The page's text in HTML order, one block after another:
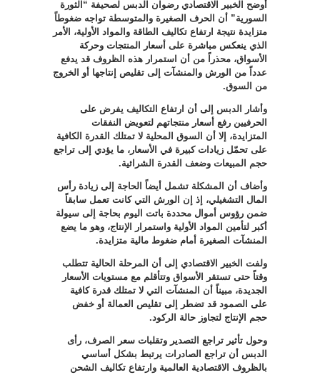
أوضح الخبير الاقتصادي رضوان الدبس لصحيفة “الثورة
السورية” أن الحرف الصغيرة والمتوسطة تواجه ضغوطاً
متزايدة نتيجة ارتفاع تكاليف الطاقة والمواد الأولية، الأمر
الذي ينعكس مباشرة على أسعار المنتجات وحركة
الأسواق، محذراً من أن استمرار هذه الظروف قد يدفع
عدداً من الورش والمنشآت إلى تقليص إنتاجها أو الخروج
من السوق.
وأشار الدبس إلى أن ارتفاع التكاليف يفرض على
الحرفيين رفع أسعار منتجاتهم لتعويض النفقات
المتزايدة، إلا أن السوق المحلية لا تمتلك القدرة الكافية
على تحمّل زيادات كبيرة في الأسعار، ما يؤدي إلى تراجع
حجم المبيعات وضعف القدرة الشرائية.
وأضاف أن المشكلة تشمل أيضاً الحاجة إلى زيادة رأس
المال التشغيلي، إذ إن الورش التي كانت تعمل سابقاً
ضمن رؤوس أموال محددة باتت اليوم بحاجة إلى سيولة
أكبر لتأمين المواد الأولية واستمرار الإنتاج، وهو ما يضع
المنشآت الصغيرة أمام ضغوط مالية متزايدة.
ولفت الخبير الاقتصادي إلى أن المرحلة الحالية تتطلب
وقتاً حتى تستقر الأسواق وتتأقلم مع مستويات الأسعار
الجديدة، مبيناً أن المنشآت التي لا تمتلك قدرة كافية
على الصمود قد تضطر إلى تقليص العمالة أو خفض
حجم الإنتاج لتجاوز حالة الركود.
وحول تأثير تراجع التصدير وتقلبات سعر الصرف، رأى
الدبس أن تراجع الصادرات يرتبط بشكل أساسي
بالظروف الاقتصادية العالمية وارتفاع تكاليف الشحن